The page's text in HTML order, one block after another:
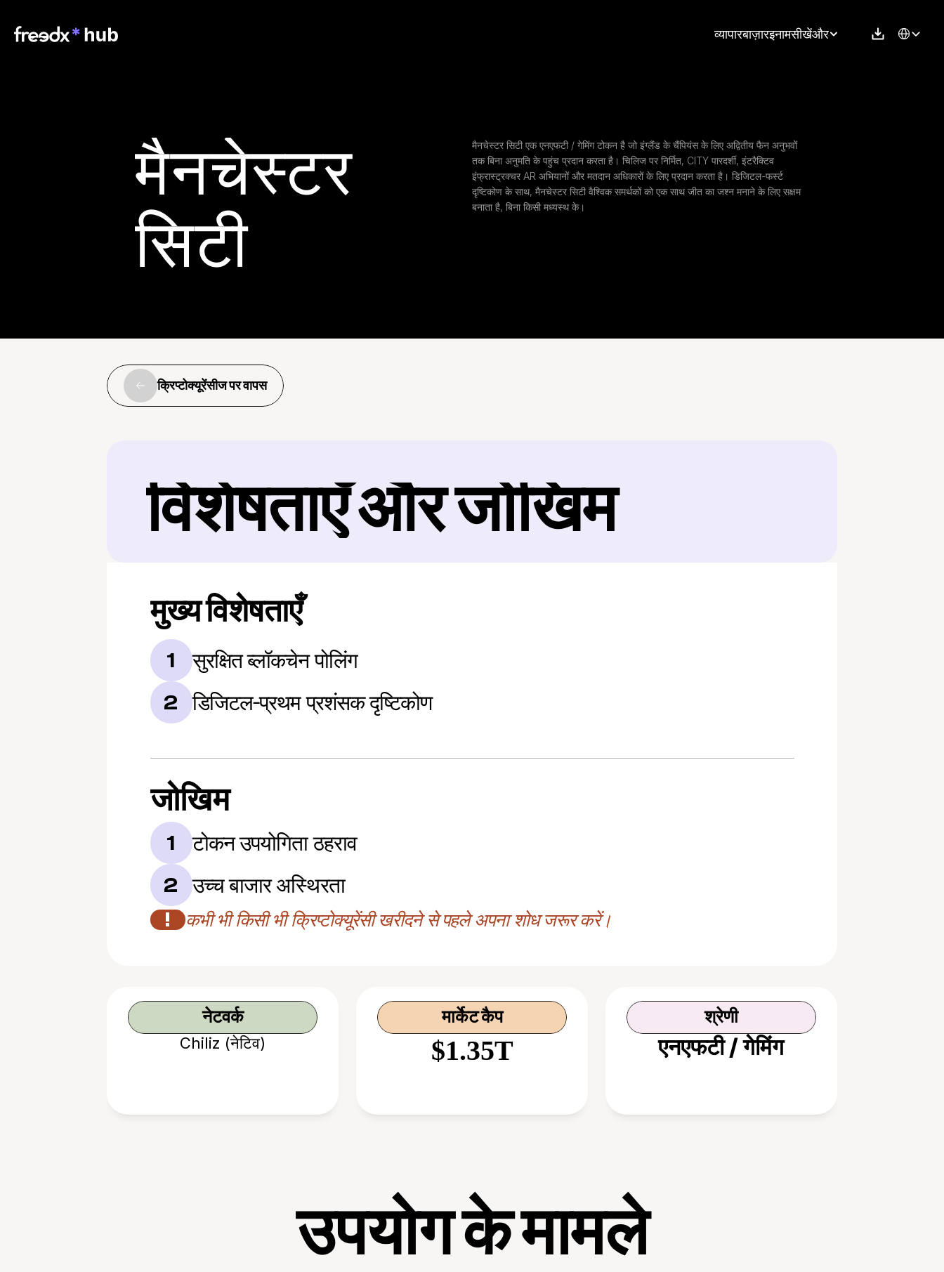
व्यापारबाज़ारइनामसीखेंऔर Select
मैनचेस्टर
सिटी
मैनचेस्टर सिटी एक एनएफटी / गेमिंग टोकन है जो इंग्लैंड के चैंपियंस के लिए अद्वितीय फैन अनुभवों
तक बिना अनुमति के पहुंच प्रदान करता है। चिलिज पर निर्मित, CITY पारदर्शी, इंटरैक्टिव
इंफ्रास्ट्रक्चर AR अभियानों और मतदान अधिकारों के लिए प्रदान करता है। डिजिटल-फर्स्ट
दृष्टिकोण के साथ, मैनचेस्टर सिटी वैश्विक समर्थकों को एक साथ जीत का जश्न मनाने के लिए सक्षम
बनाता है, बिना किसी मध्यस्थ के।
क्रिप्टोक्यूरेंसीज पर वापस
विशेषताएँ और जोखिम
मुख्य विशेषताएँ
1 सुरक्षित ब्लॉकचेन पोलिंग
2 डिजिटल-प्रथम प्रशंसक दृष्टिकोण
जोखिम
1 टोकन उपयोगिता ठहराव
2 उच्च बाजार अस्थिरता
! कभी भी किसी भी क्रिप्टोक्यूरेंसी खरीदने से पहले अपना शोध जरूर करें।
नेटवर्क
Chiliz (नेटिव)
मार्केट कैप
$1.35T
श्रेणी
एनएफटी / गेमिंग
उपयोग के मामले